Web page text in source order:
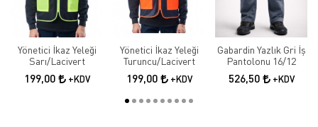
Yönetici İkaz Yeleği
Sarı/Lacivert
199,00 +KDV
Yönetici İkaz Yeleği
Turuncu/Lacivert
199,00 +KDV
Gabardin Yazlık Gri İş
Pantolonu 16/12
526,50 +KDV